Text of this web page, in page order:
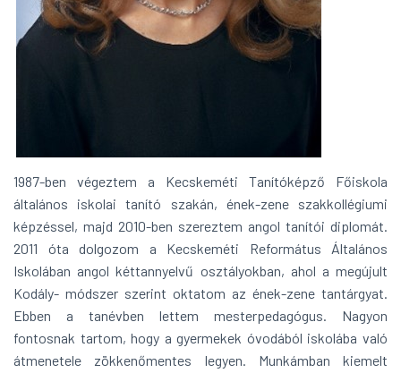
1987-ben végeztem a Kecskeméti Tanítóképző Főiskola
általános iskolai tanító szakán, ének-zene szakkollégiumi
képzéssel, majd 2010-ben szereztem angol tanítói diplomát.
2011 óta dolgozom a Kecskeméti Református Általános
Iskolában angol kéttannyelvű osztályokban, ahol a megújult
Kodály- módszer szerint oktatom az ének-zene tantárgyat.
Ebben a tanévben lettem mesterpedagógus. Nagyon
fontosnak tartom, hogy a gyermekek óvodából iskolába való
átmenetele zökkenőmentes legyen. Munkámban kiemelt